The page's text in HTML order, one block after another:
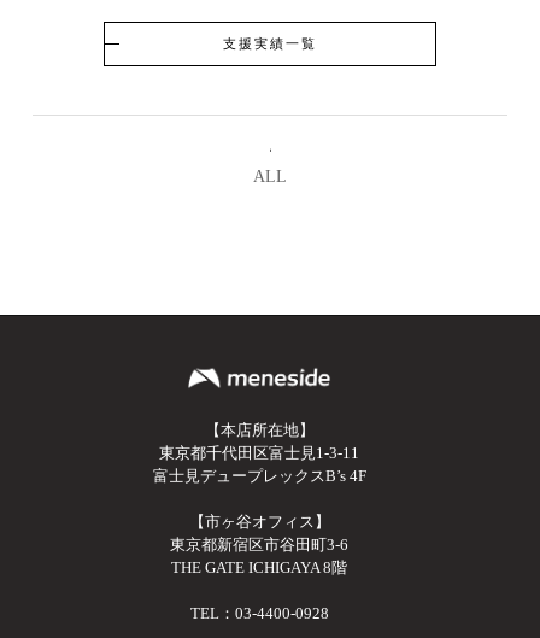
支援実績一覧
ALL
【本店所在地】
東京都千代田区富士見1-3-11
富士見デュープレックスB’s 4F
【市ヶ谷オフィス】
東京都新宿区市谷田町3-6
THE GATE ICHIGAYA 8階
TEL：03-4400-0928